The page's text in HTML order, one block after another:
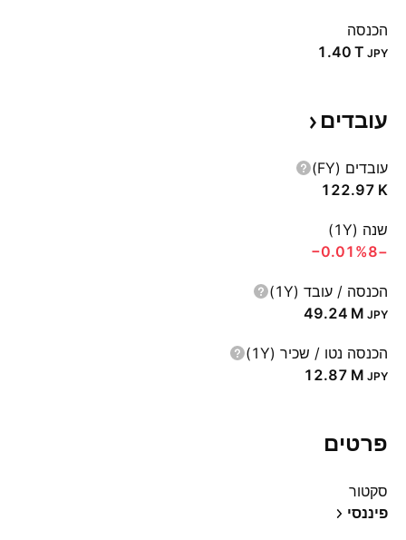
הכנסה
‪1.40 T‬ JPY
עובדים
עובדים (FY)
‪122.97 K‬
שנה (1Y)
−8
‪−0.01%‬
הכנסה / עובד (1Y)
‪49.24 M‬ JPY
הכנסה נטו / שכיר (1Y)
‪12.87 M‬ JPY
פרטים
סקטור
פיננסי